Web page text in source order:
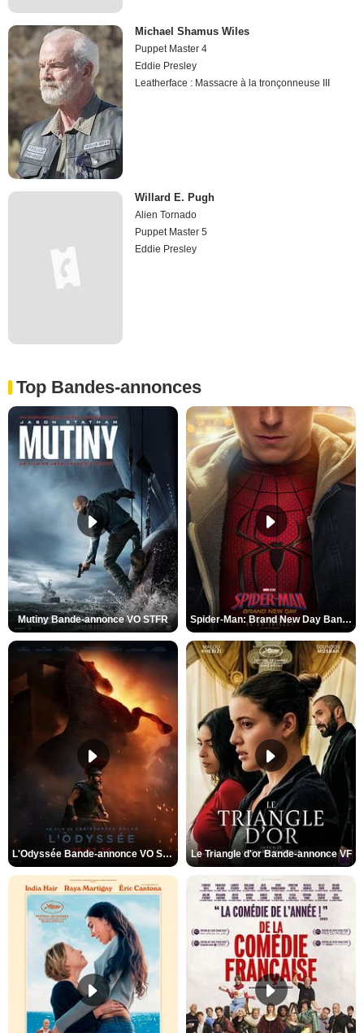
Michael Shamus Wiles
Puppet Master 4
Eddie Presley
Leatherface : Massacre à la tronçonneuse III
Willard E. Pugh
Alien Tornado
Puppet Master 5
Eddie Presley
Top Bandes-annonces
Mutiny Bande-annonce VO STFR Spider-Man: Brand New Day Bande-annonce VO STFR
L'Odyssée Bande-annonce VO STFR Le Triangle d'or Bande-annonce VF